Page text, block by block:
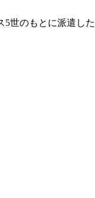
5世のもとに派遣した